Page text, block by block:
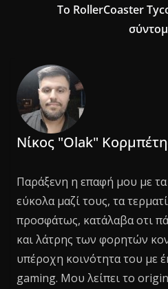
Το RollerCoaster
Νίκος "Olak"
Παράξενη η επαφή μου με
εύκολα μαζί τους, τα
προσφάτως, κατάλαβα οτι
και λάτρης των φορητών
υπέροχη κοινότητα του με
gaming. Μου λείπει το